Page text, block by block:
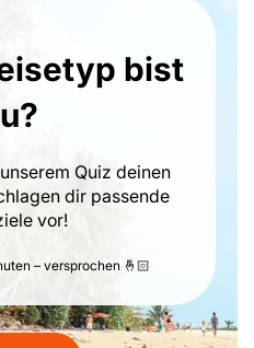
bist
Quiz deinen
dir passende
vor!
– versprochen 🤞🏻